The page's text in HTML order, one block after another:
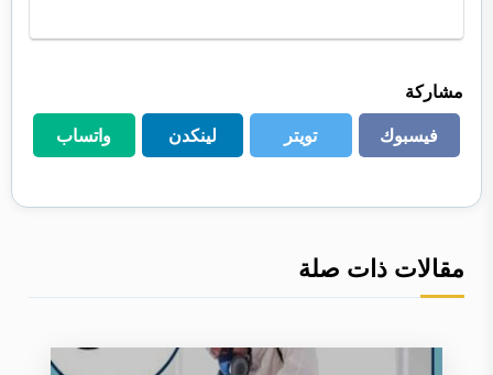
مشاركة
فيسبوك
فيسبوك
تويتر
تويتر
لينكدن
لينكدن
واتساب
واتساب
مقالات ذات صلة